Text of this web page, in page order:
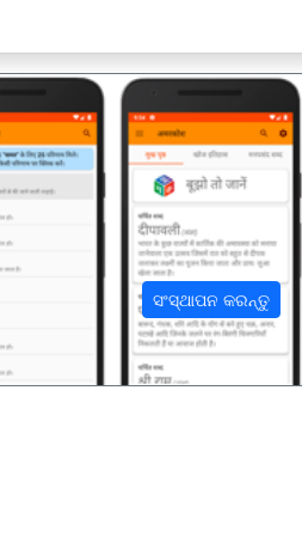
ସଂସ୍ଥାପନ କରନ୍ତୁ